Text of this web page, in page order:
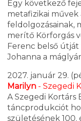
Egy következő
metafizikai
feldolgozásainak,
merítő Körforgás
Ferenc belső útját
Johanna a
2027. január 29.
Marilyn - Szegedi
A Szegedi Kortárs
táncprodukciót
születésének